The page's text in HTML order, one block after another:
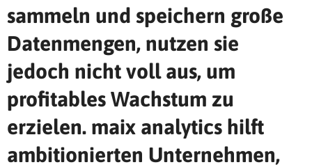
sammeln und speichern große
Datenmengen, nutzen sie
jedoch nicht voll aus, um
profitables Wachstum zu
erzielen. maix analytics hilft
ambitionierten Unternehmen,